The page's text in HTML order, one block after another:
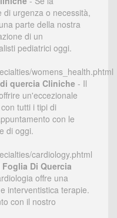
urgenza o necessità,
parte della nostra
di un
pediatrici oggi.
womens_health.phtml
quercia Cliniche - Il
un'eccezionale
tutti i tipi di
con le
di oggi.
cardiology.phtml
Di Quercia
offre una
interventistica terapie.
con il nostro